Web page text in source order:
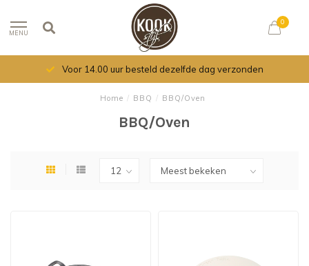
MENU
0
Voor 14.00 uur besteld dezelfde dag verzonden
Home / BBQ / BBQ/Oven
BBQ/Oven